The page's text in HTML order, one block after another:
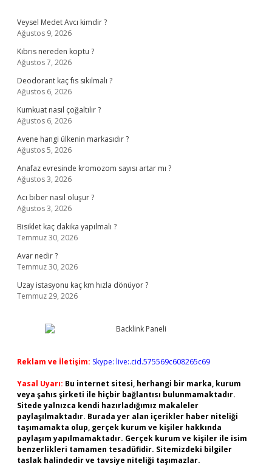
Veysel Medet Avcı kimdir ?
Ağustos 9, 2026
Kıbrıs nereden koptu ?
Ağustos 7, 2026
Deodorant kaç fıs sıkılmalı ?
Ağustos 6, 2026
Kumkuat nasıl çoğaltılır ?
Ağustos 6, 2026
Avene hangi ülkenin markasıdır ?
Ağustos 5, 2026
Anafaz evresinde kromozom sayısı artar mı ?
Ağustos 3, 2026
Acı biber nasıl oluşur ?
Ağustos 3, 2026
Bisiklet kaç dakika yapılmalı ?
Temmuz 30, 2026
Avar nedir ?
Temmuz 30, 2026
Uzay istasyonu kaç km hızla dönüyor ?
Temmuz 29, 2026
Reklam ve İletişim: Skype: live:.cid.575569c608265c69
Yasal Uyarı: Bu internet sitesi, herhangi bir marka, kurum
veya şahıs şirketi ile hiçbir bağlantısı bulunmamaktadır.
Sitede yalnızca kendi hazırladığımız makaleler
paylaşılmaktadır. Burada yer alan içerikler haber niteliği
taşımamakta olup, gerçek kurum ve kişiler hakkında
paylaşım yapılmamaktadır. Gerçek kurum ve kişiler ile isim
benzerlikleri tamamen tesadüfidir. Sitemizdeki bilgiler
taslak halindedir ve tavsiye niteliği taşımazlar.